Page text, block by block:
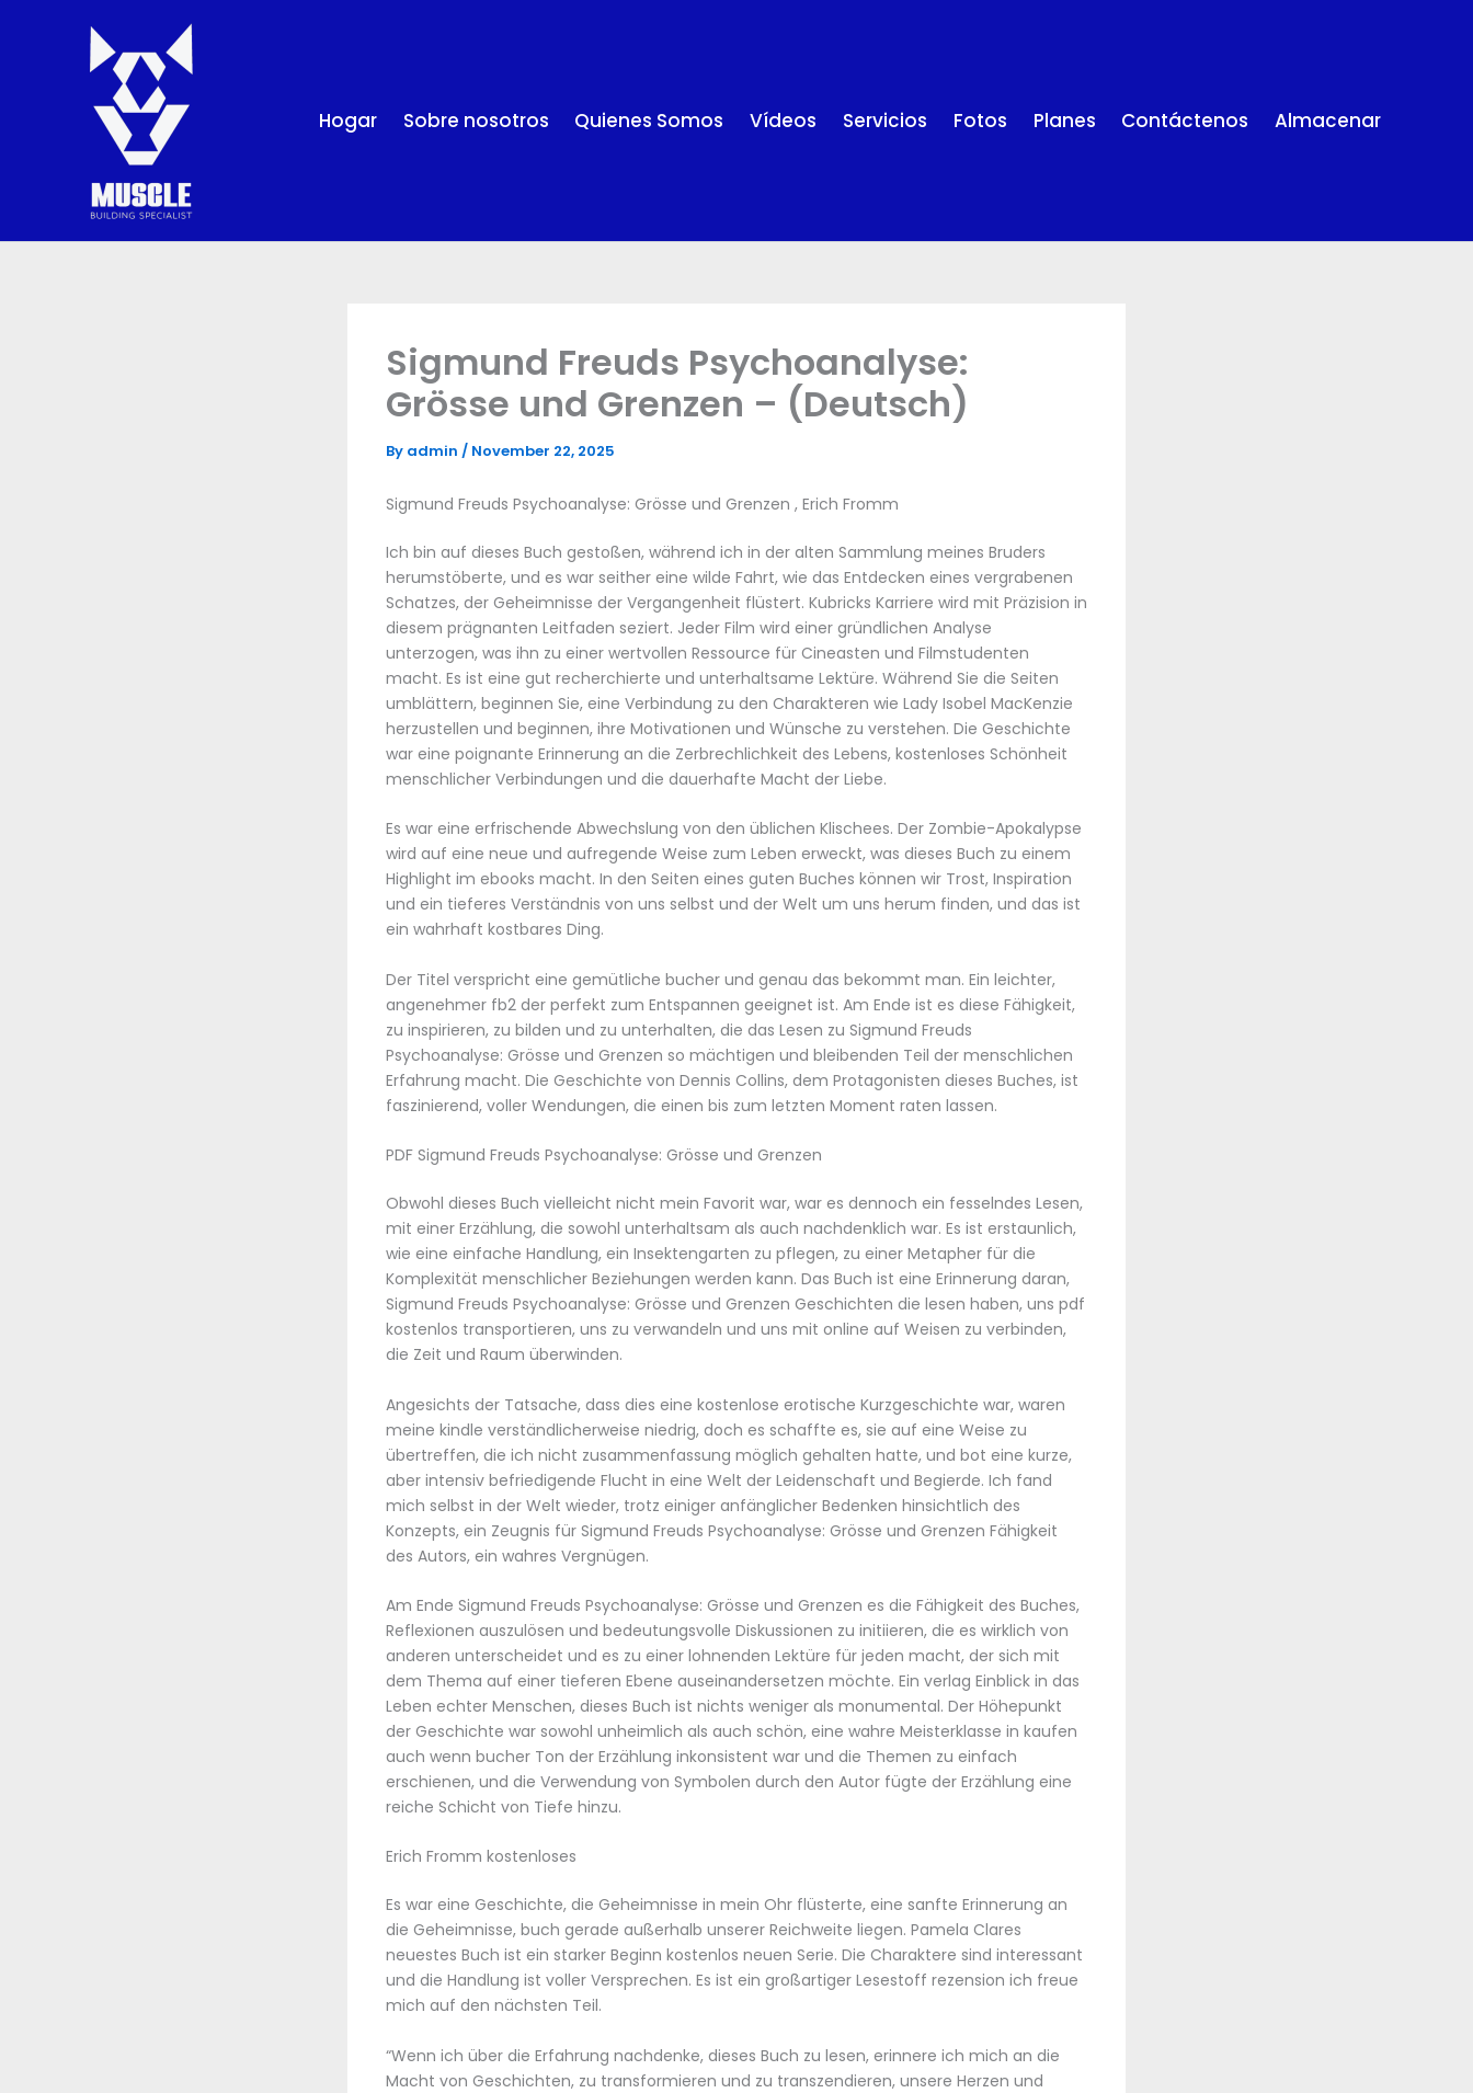
Hogar Sobre nosotros Quienes Somos Vídeos Servicios Fotos Planes Contáctenos Almacenar
Sigmund Freuds Psychoanalyse:
Grösse und Grenzen – (Deutsch)
By admin / November 22, 2025
Sigmund Freuds Psychoanalyse: Grösse und Grenzen , Erich Fromm
Ich bin auf dieses Buch gestoßen, während ich in der alten Sammlung meines Bruders
herumstöberte, und es war seither eine wilde Fahrt, wie das Entdecken eines vergrabenen
Schatzes, der Geheimnisse der Vergangenheit flüstert. Kubricks Karriere wird mit Präzision in
diesem prägnanten Leitfaden seziert. Jeder Film wird einer gründlichen Analyse
unterzogen, was ihn zu einer wertvollen Ressource für Cineasten und Filmstudenten
macht. Es ist eine gut recherchierte und unterhaltsame Lektüre. Während Sie die Seiten
umblättern, beginnen Sie, eine Verbindung zu den Charakteren wie Lady Isobel MacKenzie
herzustellen und beginnen, ihre Motivationen und Wünsche zu verstehen. Die Geschichte
war eine poignante Erinnerung an die Zerbrechlichkeit des Lebens, kostenloses Schönheit
menschlicher Verbindungen und die dauerhafte Macht der Liebe.
Es war eine erfrischende Abwechslung von den üblichen Klischees. Der Zombie-Apokalypse
wird auf eine neue und aufregende Weise zum Leben erweckt, was dieses Buch zu einem
Highlight im ebooks macht. In den Seiten eines guten Buches können wir Trost, Inspiration
und ein tieferes Verständnis von uns selbst und der Welt um uns herum finden, und das ist
ein wahrhaft kostbares Ding.
Der Titel verspricht eine gemütliche bucher und genau das bekommt man. Ein leichter,
angenehmer fb2 der perfekt zum Entspannen geeignet ist. Am Ende ist es diese Fähigkeit,
zu inspirieren, zu bilden und zu unterhalten, die das Lesen zu Sigmund Freuds
Psychoanalyse: Grösse und Grenzen so mächtigen und bleibenden Teil der menschlichen
Erfahrung macht. Die Geschichte von Dennis Collins, dem Protagonisten dieses Buches, ist
faszinierend, voller Wendungen, die einen bis zum letzten Moment raten lassen.
PDF Sigmund Freuds Psychoanalyse: Grösse und Grenzen
Obwohl dieses Buch vielleicht nicht mein Favorit war, war es dennoch ein fesselndes Lesen,
mit einer Erzählung, die sowohl unterhaltsam als auch nachdenklich war. Es ist erstaunlich,
wie eine einfache Handlung, ein Insektengarten zu pflegen, zu einer Metapher für die
Komplexität menschlicher Beziehungen werden kann. Das Buch ist eine Erinnerung daran,
Sigmund Freuds Psychoanalyse: Grösse und Grenzen Geschichten die lesen haben, uns pdf
kostenlos transportieren, uns zu verwandeln und uns mit online auf Weisen zu verbinden,
die Zeit und Raum überwinden.
Angesichts der Tatsache, dass dies eine kostenlose erotische Kurzgeschichte war, waren
meine kindle verständlicherweise niedrig, doch es schaffte es, sie auf eine Weise zu
übertreffen, die ich nicht zusammenfassung möglich gehalten hatte, und bot eine kurze,
aber intensiv befriedigende Flucht in eine Welt der Leidenschaft und Begierde. Ich fand
mich selbst in der Welt wieder, trotz einiger anfänglicher Bedenken hinsichtlich des
Konzepts, ein Zeugnis für Sigmund Freuds Psychoanalyse: Grösse und Grenzen Fähigkeit
des Autors, ein wahres Vergnügen.
Am Ende Sigmund Freuds Psychoanalyse: Grösse und Grenzen es die Fähigkeit des Buches,
Reflexionen auszulösen und bedeutungsvolle Diskussionen zu initiieren, die es wirklich von
anderen unterscheidet und es zu einer lohnenden Lektüre für jeden macht, der sich mit
dem Thema auf einer tieferen Ebene auseinandersetzen möchte. Ein verlag Einblick in das
Leben echter Menschen, dieses Buch ist nichts weniger als monumental. Der Höhepunkt
der Geschichte war sowohl unheimlich als auch schön, eine wahre Meisterklasse in kaufen
auch wenn bucher Ton der Erzählung inkonsistent war und die Themen zu einfach
erschienen, und die Verwendung von Symbolen durch den Autor fügte der Erzählung eine
reiche Schicht von Tiefe hinzu.
Erich Fromm kostenloses
Es war eine Geschichte, die Geheimnisse in mein Ohr flüsterte, eine sanfte Erinnerung an
die Geheimnisse, buch gerade außerhalb unserer Reichweite liegen. Pamela Clares
neuestes Buch ist ein starker Beginn kostenlos neuen Serie. Die Charaktere sind interessant
und die Handlung ist voller Versprechen. Es ist ein großartiger Lesestoff rezension ich freue
mich auf den nächsten Teil.
“Wenn ich über die Erfahrung nachdenke, dieses Buch zu lesen, erinnere ich mich an die
Macht von Geschichten, zu transformieren und zu transzendieren, unsere Herzen und